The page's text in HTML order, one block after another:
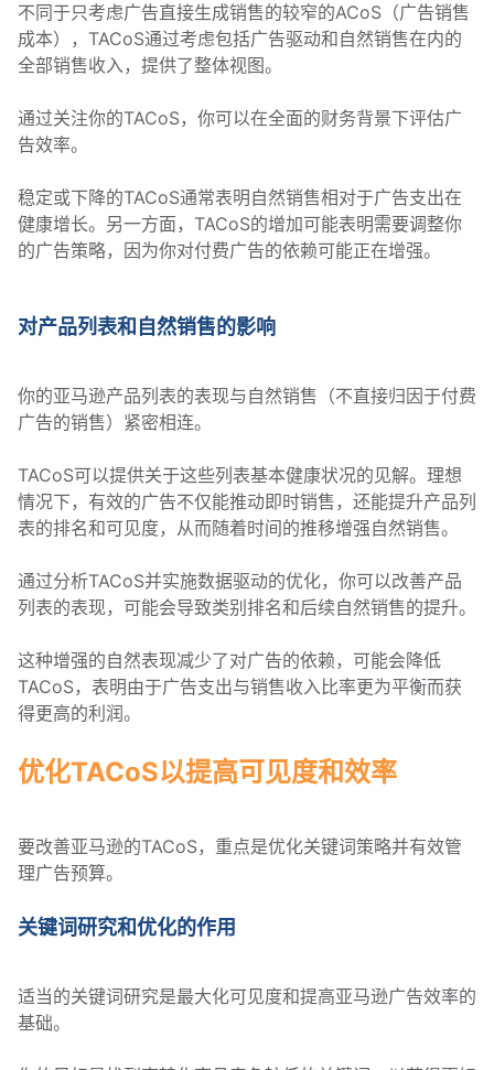
不同于只考虑广告直接生成销售的较窄的ACoS（广告销售
成本），TACoS通过考虑包括广告驱动和自然销售在内的
全部销售收入，提供了整体视图。
通过关注你的TACoS，你可以在全面的财务背景下评估广
告效率。
稳定或下降的TACoS通常表明自然销售相对于广告支出在
健康增长。另一方面，TACoS的增加可能表明需要调整你
的广告策略，因为你对付费广告的依赖可能正在增强。
对产品列表和自然销售的影响
你的亚马逊产品列表的表现与自然销售（不直接归因于付费
广告的销售）紧密相连。
TACoS可以提供关于这些列表基本健康状况的见解。理想
情况下，有效的广告不仅能推动即时销售，还能提升产品列
表的排名和可见度，从而随着时间的推移增强自然销售。
通过分析TACoS并实施数据驱动的优化，你可以改善产品
列表的表现，可能会导致类别排名和后续自然销售的提升。
这种增强的自然表现减少了对广告的依赖，可能会降低
TACoS，表明由于广告支出与销售收入比率更为平衡而获
得更高的利润。
优化TACoS以提高可见度和效率
要改善亚马逊的TACoS，重点是优化关键词策略并有效管
理广告预算。
关键词研究和优化的作用
适当的关键词研究是最大化可见度和提高亚马逊广告效率的
基础。